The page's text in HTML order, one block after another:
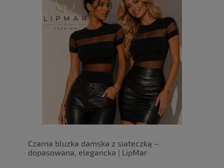
Czarna bluzka damska z siateczką –
dopasowana, elegancka | LipMar